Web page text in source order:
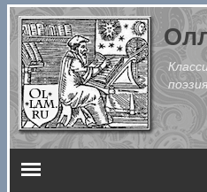
Перейти к основному